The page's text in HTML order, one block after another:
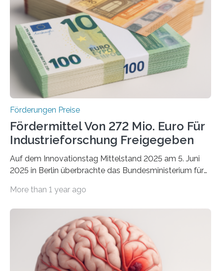
Förderungen Preise
Fördermittel Von 272 Mio. Euro Für
Industrieforschung Freigegeben
Auf dem Innovationstag Mittelstand 2025 am 5. Juni
2025 in Berlin überbrachte das Bundesministerium für
Überplanmäßige Verpflichtungsermächtigungen in
Woche vom Haushaltsausschuss freigegeben – unter
anderem zur Unterstützung der
Industrieforschungsprogramme Industrielle
Gemeinschaftsforschung (IGF), Zentrales
Innovationsprogramm Mittelstand (ZIM) und
More than 1 year ago